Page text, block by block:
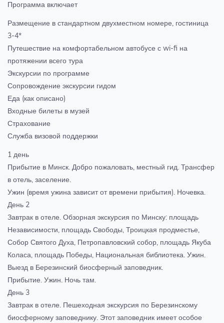
Программа включает
Размещение в стандартном двухместном номере, гостиница
3-4*
Путешествие на комфортабельном автобусе с wi-fi на
протяжении всего тура
Экскурсии по программе
Сопровождение экскурсии гидом
Еда (как описано)
Входные билеты в музей
Страхование
Служба визовой поддержки
1 день
Прибытие в Минск. Добро пожаловать, местный гид. Трансфер
в отель, заселение.
Ужин (время ужина зависит от времени прибытия). Ночевка.
День 2
Завтрак в отеле. Обзорная экскурсия по Минску: площадь
Независимости, площадь Свободы, Троицкая продместье,
Собор Святого Духа, Петропавловский собор, площадь Якуба
Коласа, площадь Победы, Национальная библиотека. Ужин.
Выезд в Березинский биосферный заповедник.
Прибытие. Ужин. Ночь там.
День 3
Завтрак в отеле. Пешеходная экскурсия по Березинскому
биосферному заповеднику. Этот заповедник имеет особое